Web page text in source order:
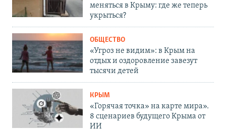
меняться в Крыму: где же теперь
укрыться?
ОБЩЕСТВО
«Угроз не видим»: в Крым на
отдых и оздоровление завезут
тысячи детей
КРЫМ
«Горячая точка» на карте мира».
8 сценариев будущего Крыма от
ИИ